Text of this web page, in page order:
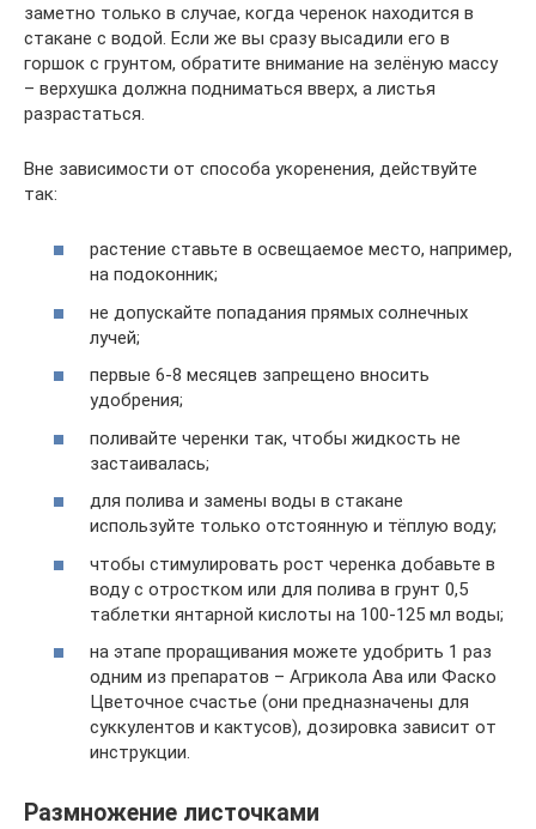
заметно только в случае, когда черенок находится в
стакане с водой. Если же вы сразу высадили его в
горшок с грунтом, обратите внимание на зелёную массу
– верхушка должна подниматься вверх, а листья
разрастаться.
Вне зависимости от способа укоренения, действуйте
так:
растение ставьте в освещаемое место, например,
на подоконник;
не допускайте попадания прямых солнечных
лучей;
первые 6-8 месяцев запрещено вносить
удобрения;
поливайте черенки так, чтобы жидкость не
застаивалась;
для полива и замены воды в стакане
используйте только отстоянную и тёплую воду;
чтобы стимулировать рост черенка добавьте в
воду с отростком или для полива в грунт 0,5
таблетки янтарной кислоты на 100-125 мл воды;
на этапе проращивания можете удобрить 1 раз
одним из препаратов – Агрикола Ава или Фаско
Цветочное счастье (они предназначены для
суккулентов и кактусов), дозировка зависит от
инструкции.
Размножение листочками